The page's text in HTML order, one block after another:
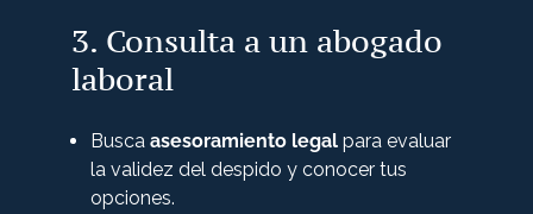
3. Consulta a un abogado
laboral
Busca asesoramiento legal para evaluar
la validez del despido y conocer tus
opciones.